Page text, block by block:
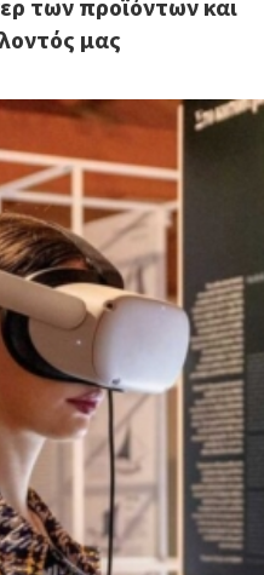
των προϊόντων και
μας